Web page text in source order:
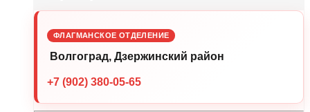
ФЛАГМАНСКОЕ ОТДЕЛЕНИЕ
Волгоград, Дзержинский район
+7 (902) 380-05-65